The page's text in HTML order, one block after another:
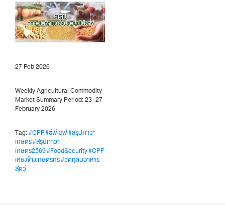
27 Feb 2026
Weekly Agricultural Commodity
Market Summary Period: 23–27
February 2026
Tag:#CPF#ซีพีเอฟ#สรุปภาวะ
เกษตร#สรุปภาวะ
เกษตร2569#FoodSecurity#CPF
เคียงข้างเกษตรกร#วัตถุดิบอาหาร
สัตว์